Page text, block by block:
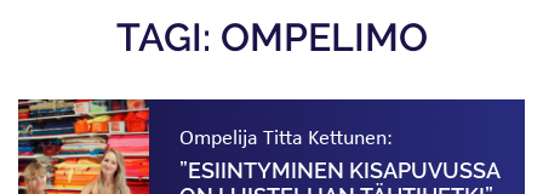
TAGI: OMPELIMO
Ompelija Titta Kettunen:
”ESIINTYMINEN KISAPUVUSSA